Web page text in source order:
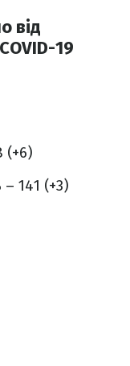
від
19
(+6)
141 (+3)